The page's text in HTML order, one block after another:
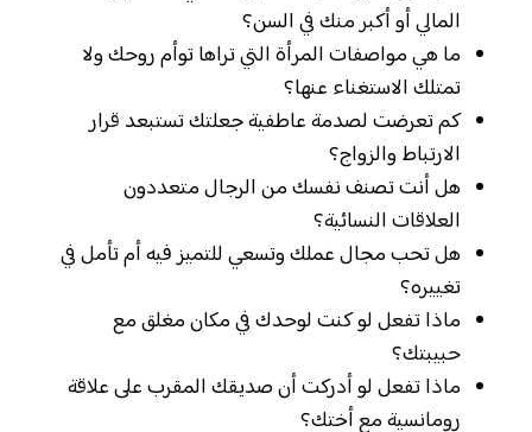
المالي أو أكبر منك في السن؟
ما هي مواصفات المرأة التي تراها توأم روحك ولا
تمتلك الاستغناء عنها؟
كم تعرضت لصدمة عاطفية جعلتك تستبعد قرار
الارتباط والزواج؟
هل أنت تصنف نفسك من الرجال متعددون
العلاقات النسائية؟
هل تحب مجال عملك وتسعي للتميز فيه أم تأمل في
تغييره؟
ماذا تفعل لو كنت لوحدك في مكان مغلق مع
حبيبتك؟
ماذا تفعل لو أدركت أن صديقك المقرب على علاقة
رومانسية مع أختك؟